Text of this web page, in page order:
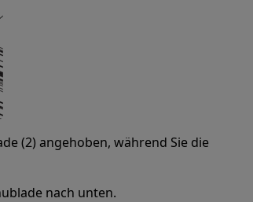
(2) angehoben, während Sie die
nach unten.